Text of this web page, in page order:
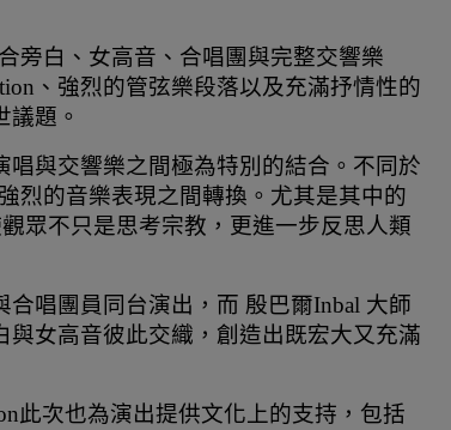
旁白、女高音、合唱團與完整交響樂
、強烈的管弦樂段落以及充滿抒情性的
題。
與交響樂之間極為特別的結合。不同於
烈的音樂表現之間轉換。尤其是其中的
觀眾不只是思考宗教，更進一步反思人類
唱團員同台演出，而 殷巴爾Inbal 大師
女高音彼此交織，創造出既宏大又充滿
此次也為演出提供文化上的支持，包括